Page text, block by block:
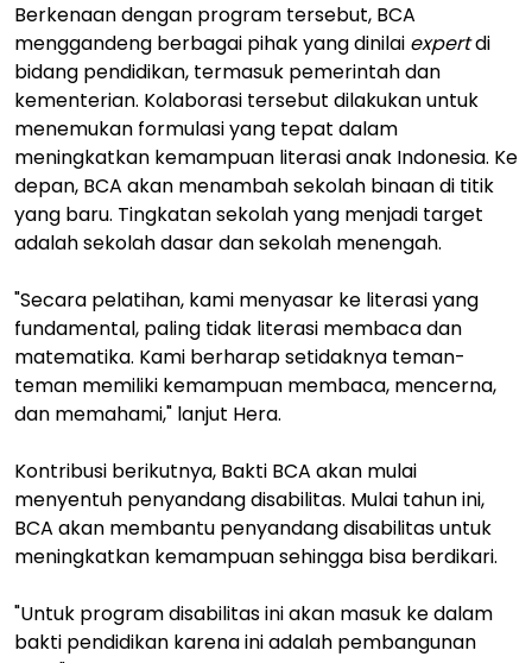
Berkenaan dengan program tersebut, BCA
menggandeng berbagai pihak yang dinilai expertdi
bidang pendidikan, termasuk pemerintah dan
kementerian. Kolaborasi tersebut dilakukan untuk
menemukan formulasi yang tepat dalam
meningkatkan kemampuan literasi anak Indonesia. Ke
depan, BCA akan menambah sekolah binaan di titik
yang baru. Tingkatan sekolah yang menjadi target
adalah sekolah dasar dan sekolah menengah.
"Secara pelatihan, kami menyasar ke literasi yang
fundamental, paling tidak literasi membaca dan
matematika. Kami berharap setidaknya teman-
teman memiliki kemampuan membaca, mencerna,
dan memahami," lanjut Hera.
Kontribusi berikutnya, Bakti BCA akan mulai
menyentuh penyandang disabilitas. Mulai tahun ini,
BCA akan membantu penyandang disabilitas untuk
meningkatkan kemampuan sehingga bisa berdikari.
"Untuk program disabilitas ini akan masuk ke dalam
bakti pendidikan karena ini adalah pembangunan